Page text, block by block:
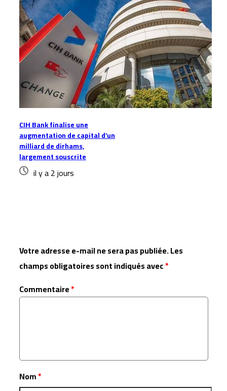
CIH Bank finalise une
augmentation de capital d’un
milliard de dirhams,
largement souscrite
il y a 2 jours
Votre adresse e-mail ne sera pas publiée.Les
champs obligatoires sont indiqués avec*
Commentaire*
Nom*